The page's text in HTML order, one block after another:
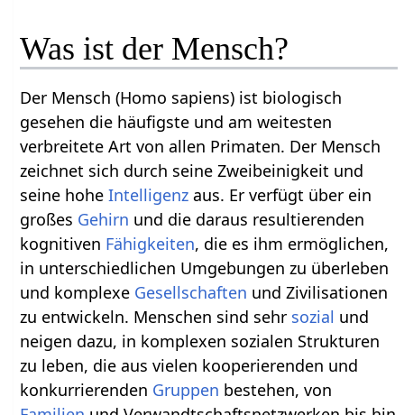
Was ist der Mensch?
Der Mensch (Homo sapiens) ist biologisch
gesehen die häufigste und am weitesten
verbreitete Art von allen Primaten. Der Mensch
zeichnet sich durch seine Zweibeinigkeit und
seine hoheIntelligenz aus. Er verfügt über ein
großes Gehirn und die daraus resultierenden
kognitiven Fähigkeiten, die es ihm ermöglichen,
in unterschiedlichen Umgebungen zu überleben
und komplexe Gesellschaften und Zivilisationen
zu entwickeln. Menschen sind sehr sozial und
neigen dazu, in komplexen sozialen Strukturen
zu leben, die aus vielen kooperierenden und
konkurrierenden Gruppen bestehen, von